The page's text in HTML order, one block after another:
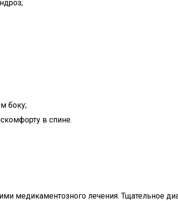
боку;
в спине.
лечения. Тщательное